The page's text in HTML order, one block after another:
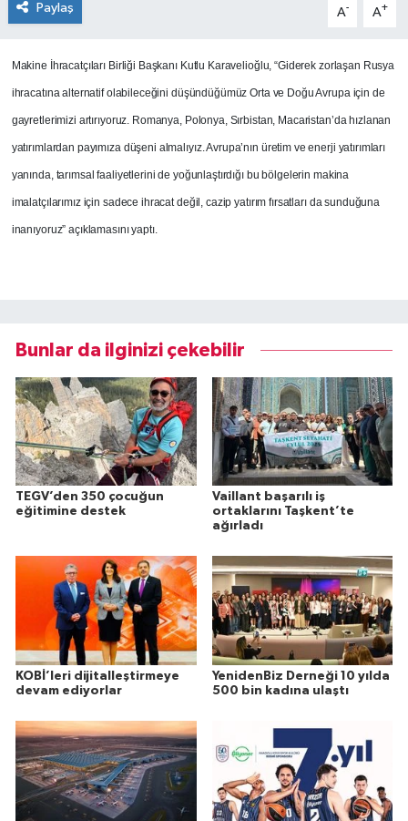
Paylaş A- A+
Makine İhracatçıları Birliği Başkanı Kutlu Karavelioğlu, “Giderek zorlaşan Rusya
ihracatına alternatif olabileceğini düşündüğümüz Orta ve Doğu Avrupa için de
gayretlerimizi artırıyoruz. Romanya, Polonya, Sırbistan, Macaristan’da hızlanan
yatırımlardan payımıza düşeni almalıyız. Avrupa’nın üretim ve enerji yatırımları
yanında, tarımsal faaliyetlerini de yoğunlaştırdığı bu bölgelerin makina
imalatçılarımız için sadece ihracat değil, cazip yatırım fırsatları da sunduğuna
inanıyoruz” açıklamasını yaptı.
Bunlar da ilginizi çekebilir
TEGV’den 350 çocuğun
eğitimine destek
Vaillant başarılı iş
ortaklarını Taşkent’te
ağırladı
KOBİ’leri dijitalleştirmeye
devam ediyorlar
YenidenBiz Derneği 10 yılda
500 bin kadına ulaştı